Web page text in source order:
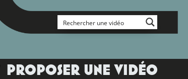
PROPOSER UNE VIDÉO